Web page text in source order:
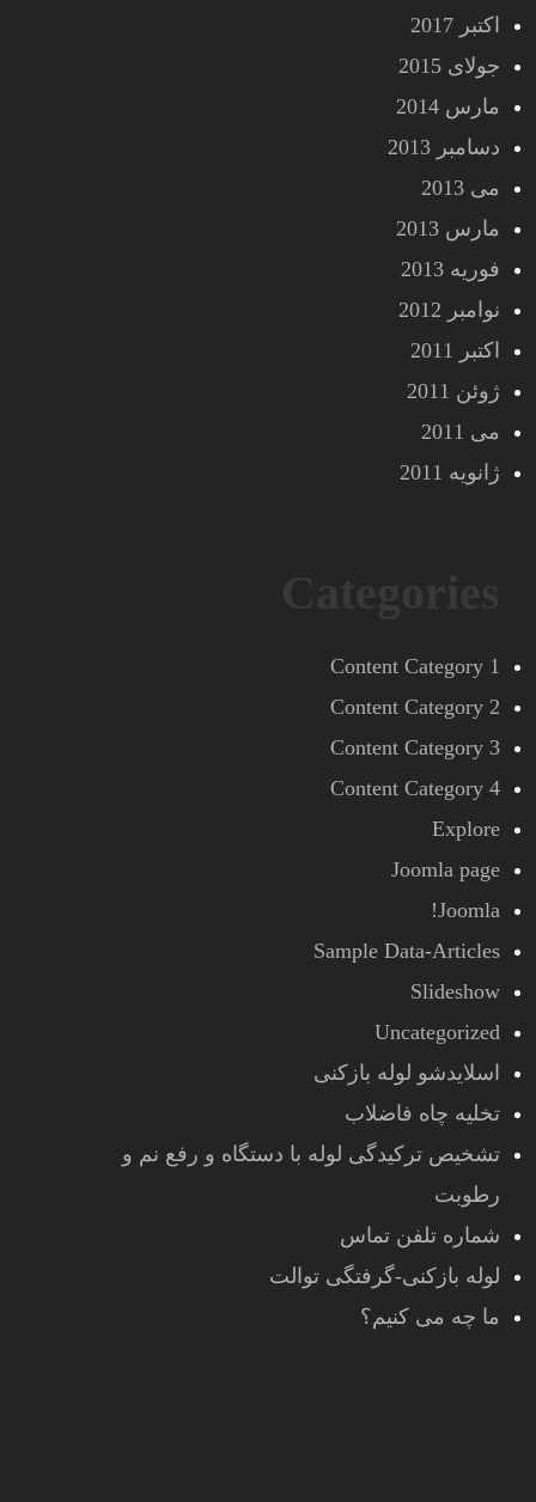
اکتبر 2017
جولای 2015
مارس 2014
دسامبر 2013
می 2013
مارس 2013
فوریه 2013
نوامبر 2012
اکتبر 2011
ژوئن 2011
می 2011
ژانویه 2011
Content Category 1
Content Category 2
Content Category 3
Content Category 4
Explore
Joomla page
Joomla!
Sample Data-Articles
Slideshow
Uncategorized
اسلایدشو لوله بازکنی
تخلیه چاه فاضلاب
تشخیص ترکیدگی لوله با دستگاه و رفع نم و
رطوبت
شماره تلفن تماس
لوله بازکنی-گرفتگی توالت
ما چه می کنیم؟